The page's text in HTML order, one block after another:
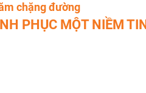
chặng đường
PHỤC MỘT NIỀM TIN